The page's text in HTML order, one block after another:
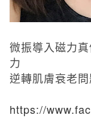
微振導入磁力
力
逆轉肌膚衰老問
https://